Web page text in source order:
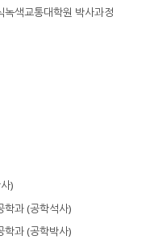
색교통대학원 박사과정
)
학과 (공학석사)
학과 (공학박사)